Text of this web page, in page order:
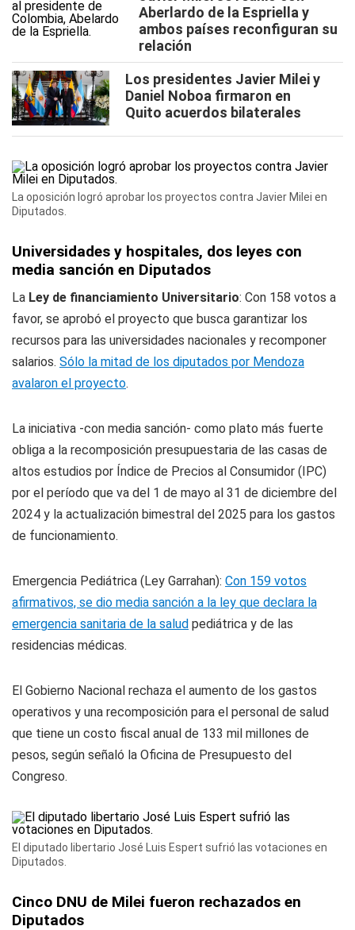
Aberlardo de la Espriella y
ambos países reconfiguran su
relación
Los presidentes Javier Milei y
Daniel Noboa firmaron en
Quito acuerdos bilaterales
La oposición logró aprobar los proyectos contra Javier Milei en
Diputados.
Universidades y hospitales, dos leyes con
media sanción en Diputados
La Ley de financiamiento Universitario: Con 158 votos a
favor, se aprobó el proyecto que busca garantizar los
recursos para las universidades nacionales y recomponer
salarios. Sólo la mitad de los diputados por Mendoza
avalaron el proyecto.
La iniciativa -con media sanción- como plato más fuerte
obliga a la recomposición presupuestaria de las casas de
altos estudios por Índice de Precios al Consumidor (IPC)
por el período que va del 1 de mayo al 31 de diciembre del
2024 y la actualización bimestral del 2025 para los gastos
de funcionamiento.
Emergencia Pediátrica (Ley Garrahan): Con 159 votos
afirmativos, se dio media sanción a la ley que declara la
emergencia sanitaria de la salud pediátrica y de las
residencias médicas.
El Gobierno Nacional rechaza el aumento de los gastos
operativos y una recomposición para el personal de salud
que tiene un costo fiscal anual de 133 mil millones de
pesos, según señaló la Oficina de Presupuesto del
Congreso.
El diputado libertario José Luis Espert sufrió las votaciones en
Diputados.
Cinco DNU de Milei fueron rechazados en
Diputados